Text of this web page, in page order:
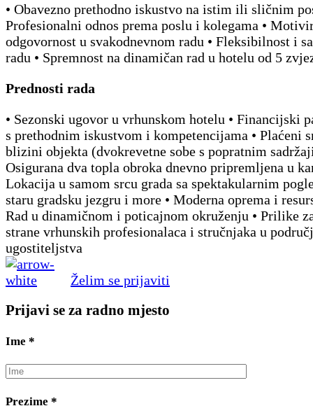
• Obavezno prethodno iskustvo na istim ili sličnim
Profesionalni odnos prema poslu i kolegama •
odgovornost u svakodnevnom radu • Fleksibilnost i
radu • Spremnost na dinamičan rad u hotelu od 5
Prednosti rada
• Sezonski ugovor u vrhunskom hotelu • Financijski
s prethodnim iskustvom i kompetencijama • Plaćeni
blizini objekta (dvokrevetne sobe s popratnim
Osigurana dva topla obroka dnevno pripremljena u
Lokacija u samom srcu grada sa spektakularnim
staru gradsku jezgru i more • Moderna oprema i
Rad u dinamičnom i poticajnom okruženju • Prilike
strane vrhunskih profesionalaca i stručnjaka u
ugostiteljstva
Želim se prijaviti
Prijavi se za radno mjesto
Ime *
Prezime *